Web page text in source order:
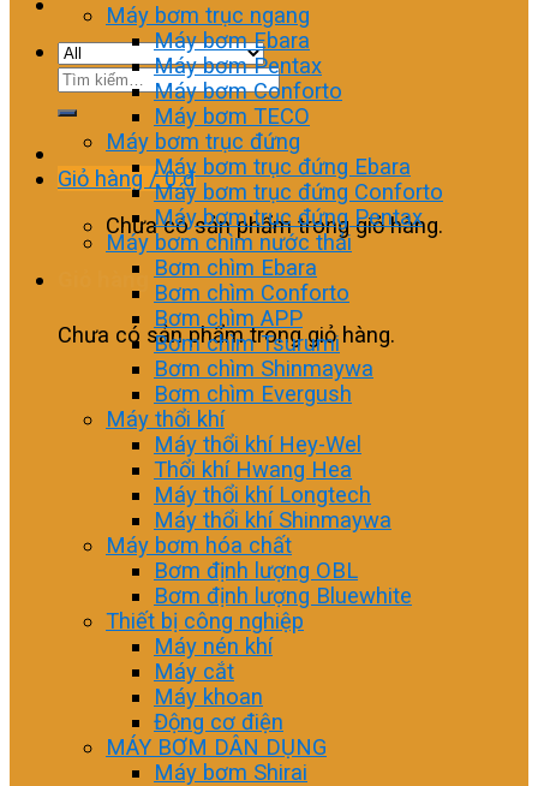
Tìm
Giỏ hàng /0₫
Chưa có sản phẩm trong giỏ hàng.
Giỏ hàng
Chưa có sản phẩm trong giỏ hàng.
Máy bơm trục ngang
Máy bơm Ebara
Máy bơm Pentax
Máy bơm Conforto
Máy bơm TECO
Máy bơm trục đứng
Máy bơm trục đứng Ebara
Máy bơm trục đứng Conforto
Máy bơm trục đứng Pentax
Máy bơm chìm nước thải
Bơm chìm Ebara
Bơm chìm Conforto
Bơm chìm APP
Bơm chìm Tsurumi
Bơm chìm Shinmaywa
Bơm chìm Evergush
Máy thổi khí
Máy thổi khí Hey-Wel
Thổi khí Hwang Hea
Máy thổi khí Longtech
Máy thổi khí Shinmaywa
Máy bơm hóa chất
Bơm định lượng OBL
Bơm định lượng Bluewhite
Thiết bị công nghiệp
Máy nén khí
Máy cắt
Máy khoan
Động cơ điện
MÁY BƠM DÂN DỤNG
Máy bơm Shirai